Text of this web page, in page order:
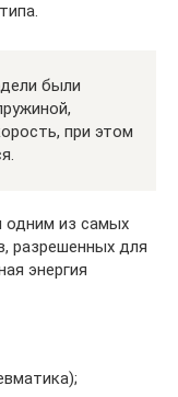
были
при этом
одним из самых
разрешенных для
энергия